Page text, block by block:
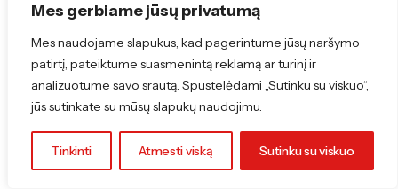
Mes gerbiame jūsų privatumą
Mes naudojame slapukus, kad pagerintume jūsų naršymo
patirtį, pateiktume suasmenintą reklamą ar turinį ir
analizuotume savo srautą. Spustelėdami „Sutinku su viskuo“,
jūs sutinkate su mūsų slapukų naudojimu.
Tinkinti Atmesti viską Sutinku su viskuo
Kauno pilies)
Kai miestas įkaista, „Romuva“ savo repertuarą
iškelia į lauką. Seansai vyksta prie Kauno pilies
mūrų, tad aplinka prideda savo svorio bet
kokiam filmui. Dažniausiai rodomas
nekomercinis, „kitoks“ kinas.